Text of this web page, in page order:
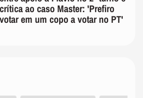
crítica ao caso Master: 'Prefiro
votar em um copo a votar no PT'